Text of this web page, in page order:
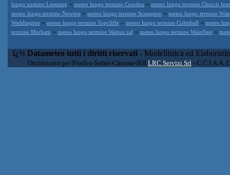
lungo termine Leeming - meteo lungo termine Cowden - meteo lungo termine Church
meteo lungo termine Newton - meteo lungo termine Scampton - meteo lungo termine
Waddington - meteo lungo termine Topcliffe - meteo lungo termine Coltishall - meteo
termine Marham - meteo lungo termine Watton raf - meteo lungo termine Wainfleet -
ï¿½ Datameteo tutti i diritti riservati - Modellistica ed
Ottimizzato per Firefox-Safari-Chrome-IE8 LRC Servizi Srl - C.C.I.A.A.